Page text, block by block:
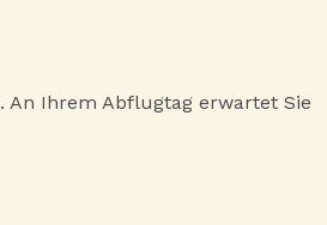
An Ihrem Abflugtag erwartet Sie